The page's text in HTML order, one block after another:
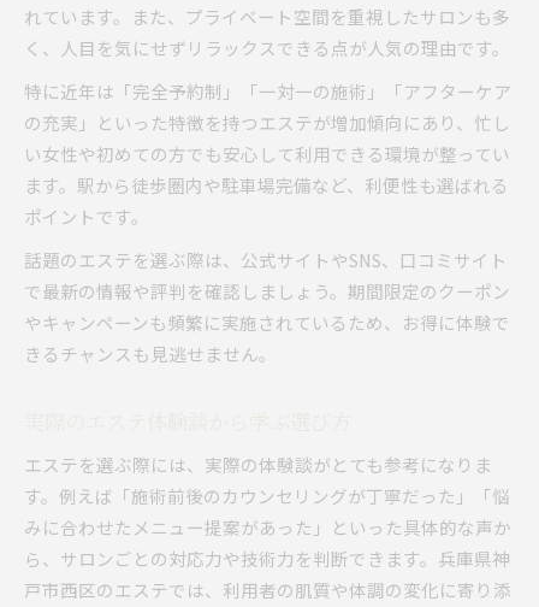
れています。また、プライベート空間を重視したサロンも多
く、人目を気にせずリラックスできる点が人気の理由です。
特に近年は「完全予約制」「一対一の施術」「アフターケア
の充実」といった特徴を持つエステが増加傾向にあり、忙し
い女性や初めての方でも安心して利用できる環境が整ってい
ます。駅から徒歩圏内や駐車場完備など、利便性も選ばれる
ポイントです。
話題のエステを選ぶ際は、公式サイトやSNS、口コミサイト
で最新の情報や評判を確認しましょう。期間限定のクーポン
やキャンペーンも頻繁に実施されているため、お得に体験で
きるチャンスも見逃せません。
エステを選ぶ際には、実際の体験談がとても参考になりま
す。例えば「施術前後のカウンセリングが丁寧だった」「悩
みに合わせたメニュー提案があった」といった具体的な声か
ら、サロンごとの対応力や技術力を判断できます。兵庫県神
戸市西区のエステでは、利用者の肌質や体調の変化に寄り添